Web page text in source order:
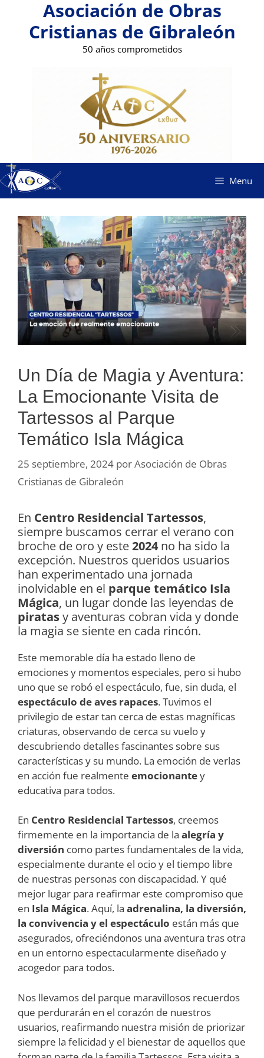
contenido
Asociación de Obras
Cristianas de Gibraleón
50 años comprometidos
Menu
Un Día de Magia y Aventura:
La Emocionante Visita de
Tartessos al Parque
Temático Isla Mágica
25 septiembre, 2024 porAsociación de Obras
Cristianas de Gibraleón
En Centro Residencial Tartessos,
siempre buscamos cerrar el verano con
broche de oro y este2024 no ha sido la
excepción. Nuestros queridos usuarios
han experimentado una jornada
inolvidable en el parque temático Isla
Mágica, un lugar donde las leyendas de
piratasy aventuras cobran vida y donde
la magia se siente en cada rincón.
Este memorable día ha estado lleno de
emociones y momentos especiales, pero si hubo
uno que se robó el espectáculo, fue, sin duda, el
espectáculo de aves rapaces. Tuvimos el
privilegio de estar tan cerca de estas magníficas
criaturas, observando de cerca su vuelo y
descubriendo detalles fascinantes sobre sus
características y su mundo. La emoción de verlas
en acción fue realmente emocionantey
educativa para todos.
En Centro Residencial Tartessos, creemos
firmemente en la importancia de la alegría y
diversión como partes fundamentales de la vida,
especialmente durante el ocio y el tiempo libre
de nuestras personas con discapacidad. Y qué
mejor lugar para reafirmar este compromiso que
en Isla Mágica. Aquí, la adrenalina, la diversión,
la convivencia y el espectáculo están más que
asegurados, ofreciéndonos una aventura tras otra
en un entorno espectacularmente diseñado y
acogedor para todos.
Nos llevamos del parque maravillosos recuerdos
que perdurarán en el corazón de nuestros
usuarios, reafirmando nuestra misión de priorizar
siempre la felicidad y el bienestar de aquellos que